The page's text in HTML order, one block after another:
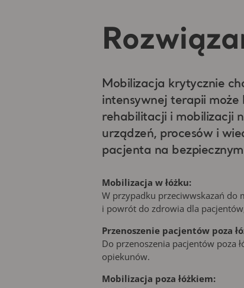
Mobilizacja krytycznie
intensywnej terapii
rehabilitacji i mobilizacji
urządzeń, procesów i
pacjenta na
Mobilizacja w łóżku:
W przypadku przeciwwskazań do
i powrót do zdrowia dla
Przenoszenie pacjentów poza
Do przenoszenia pacjentów poza
opiekunów.
Mobilizacja poza łóżkiem: